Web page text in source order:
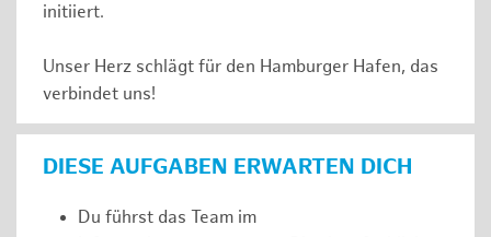
initiiert.
Unser Herz schlägt für den Hamburger Hafen, das
verbindet uns!
DIESE AUFGABEN ERWARTEN DICH
Du führst das Team im